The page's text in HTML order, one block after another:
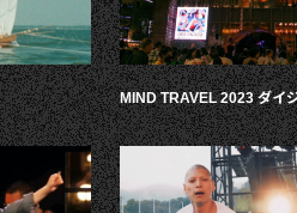
MIND TRAVEL 2023 ダイ